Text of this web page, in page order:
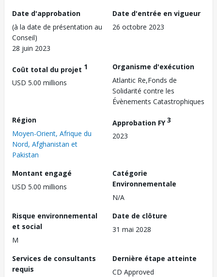
Date d'approbation
(à la date de présentation au
Conseil)
28 juin 2023
Date d'entrée en vigueur
26 octobre 2023
Coût total du projet 1
USD 5.00 millions
Organisme d'exécution
Atlantic Re,Fonds de
Solidarité contre les
Évènements Catastrophiques
Région
Moyen-Orient, Afrique du
Nord, Afghanistan et
Pakistan
Approbation FY3
2023
Montant engagé
USD 5.00 millions
Catégorie
Environnementale
N/A
Risque environnemental
et social
M
Date de clôture
31 mai 2028
Services de consultants
requis
Dernière étape atteinte
CD Approved